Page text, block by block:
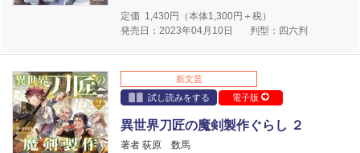
定価 1,430円（本体1,300円＋税）
発売日：2023年04月10日
判型：四六判
新文芸
試し読みをする
電子版
異世界刀匠の魔剣製作ぐらし ２
著者 荻原 数馬